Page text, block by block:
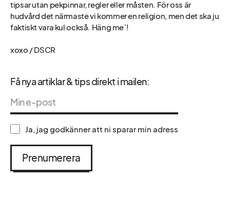
tipsar utan pekpinnar, regler eller måsten. För oss är
hudvård det närmaste vi kommer en religion, men det ska ju
faktiskt vara kul också. Häng me´!
xoxo / DSCR
Få nya artiklar & tips direkt i mailen:
Ja, jag godkänner att ni sparar min adress